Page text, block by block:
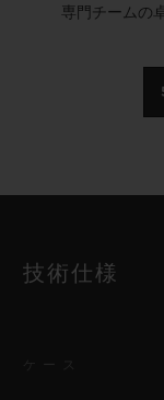
専門チームの
技術仕様